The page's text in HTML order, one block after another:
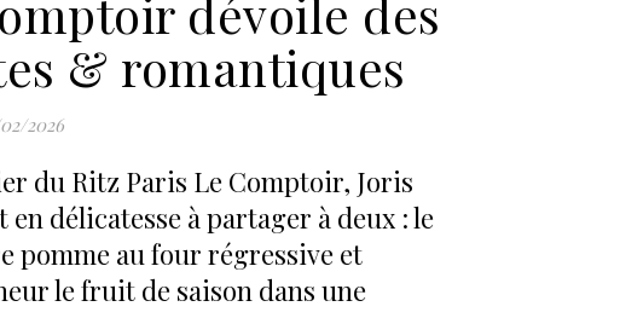
dévoile des
& romantiques
2026
du Ritz Paris Le Comptoir, Joris
délicatesse à partager à deux : le
pomme au four régressive et
le fruit de saison dans une